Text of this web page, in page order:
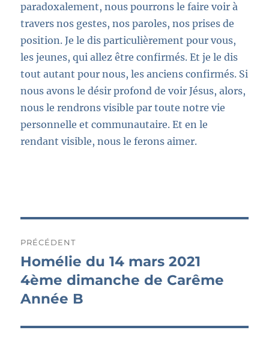
paradoxalement, nous pourrons le faire voir à
travers nos gestes, nos paroles, nos prises de
position. Je le dis particulièrement pour vous,
les jeunes, qui allez être confirmés. Et je le dis
tout autant pour nous, les anciens confirmés. Si
nous avons le désir profond de voir Jésus, alors,
nous le rendrons visible par toute notre vie
personnelle et communautaire. Et en le
rendant visible, nous le ferons aimer.
de
l’article
PRÉCÉDENT
Publication
précédente :
Homélie du 14 mars 2021
4ème dimanche de Carême
Année B